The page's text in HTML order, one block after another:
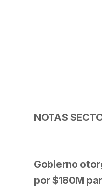
NOTAS
Gobierno
por $180M